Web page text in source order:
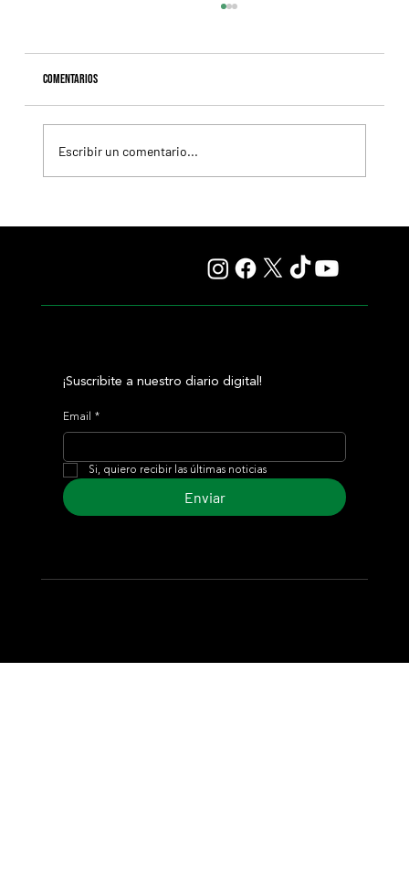
Comentarios
Escribir un comentario...
¡Suscribite a nuestro diario digital!
Email *
Si, quiero recibir las últimas noticias
Enviar